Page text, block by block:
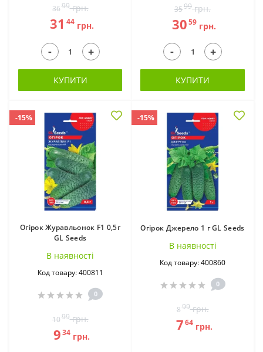
3699грн.
31 44грн.
- +
КУПИТИ
3599грн.
3059 грн.
- +
КУПИТИ
-15%
Огірок Журавльонок F1 0,5г
GL Seeds
В наявностi
Код товару: 400811
0
1099грн.
934 грн.
-15%
Огірок Джерело 1 г GL Seeds
В наявностi
Код товару: 400860
0
899грн.
764грн.